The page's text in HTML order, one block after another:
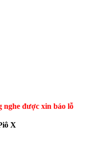
được xin báo lỗi giúp
X